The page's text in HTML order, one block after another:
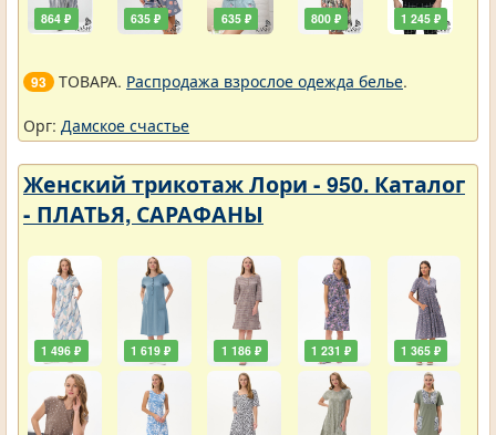
864 ₽ 635 ₽ 635 ₽ 800 ₽ 1 245 ₽
93 ТОВАРА. Распродажа взрослое одежда белье.
Орг: Дамское счастье
Женский трикотаж Лори - 950. Каталог
- ПЛАТЬЯ, САРАФАНЫ
1 496 ₽ 1 619 ₽ 1 186 ₽ 1 231 ₽ 1 365 ₽